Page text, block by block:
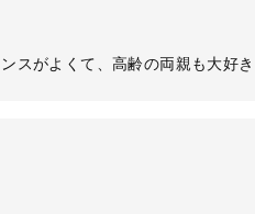
スがよくて、高齢の両親も大好